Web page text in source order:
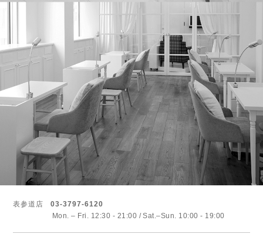
表参道店
03-3797-6120
Mon. – Fri. 12:30 - 21:00
Sat.–Sun. 10:00 - 19:00